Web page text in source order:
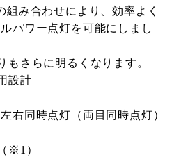
組み合わせにより、効率よく
パワー点灯を可能にしまし
もさらに明るくなります。
設計
右同時点灯（両目同時点灯）
※1）